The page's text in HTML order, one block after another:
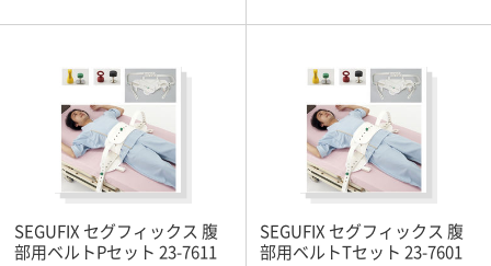
SEGUFIX セグフィックス 腹
部用ベルトPセット 23-7611
SEGUFIX セグフィックス 腹
部用ベルトTセット 23-7601